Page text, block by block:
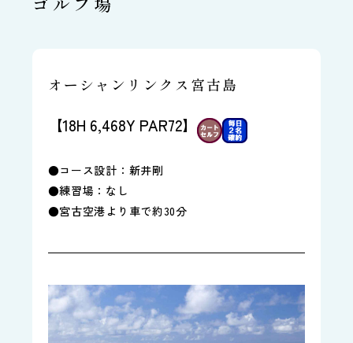
オーシャンリンクス宮古島
【18H 6,468Y PAR72】
●コース設計：新井剛
●練習場：なし
●宮古空港より車で約30分